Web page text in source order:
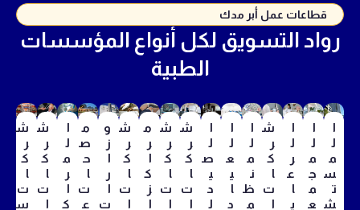
قطاعات عمل أبر مدك
رواد التسويق لكل أنواع المؤسسات
الطبية
ا
ل
م
س
ت
ش
ا
ل
م
ج
م
ع
ا
ل
ر
ع
ا
ي
ش
ر
ك
ا
ت
ا
ا
ل
م
ن
ظ
م
ا
ل
ع
ي
ا
د
ا
ل
ص
ي
د
ل
ش
ر
ك
ا
ت
ا
ش
ر
ك
ا
ت
ا
م
ر
ا
ك
ز
ا
ش
ر
ك
ا
ت
ا
و
ز
ا
ر
ا
ت
م
ص
ح
ا
ت
ع
ا
ل
م
ر
ا
ك
ش
ر
ك
ا
ت
ا
ش
ر
ك
ا
ت
س